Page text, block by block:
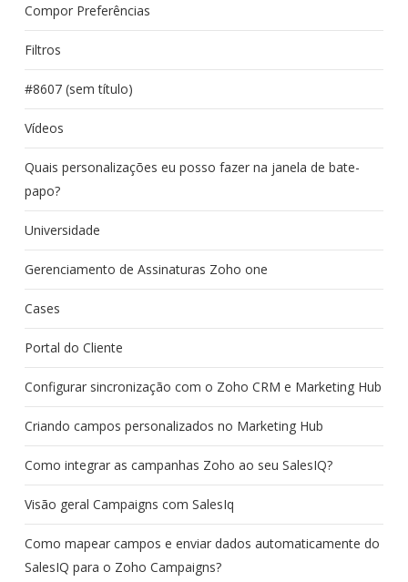
Compor Preferências
Filtros
#8607 (sem título)
Vídeos
Quais personalizações eu posso fazer na janela de bate-
papo?
Universidade
Gerenciamento de Assinaturas Zoho one
Cases
Portal do Cliente
Configurar sincronização com o Zoho CRM e Marketing Hub
Criando campos personalizados no Marketing Hub
Como integrar as campanhas Zoho ao seu SalesIQ?
Visão geral Campaigns com SalesIq
Como mapear campos e enviar dados automaticamente do
SalesIQ para o Zoho Campaigns?